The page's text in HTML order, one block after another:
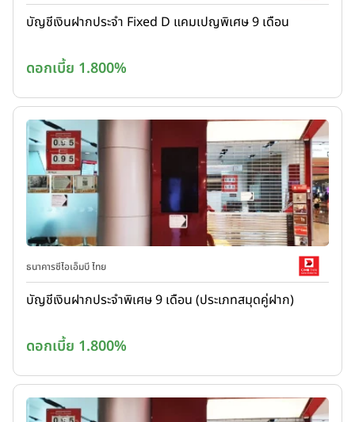
บัญชีเงินฝากประจำ Fixed D แคมเปญพิเศษ 9 เดือน
ดอกเบี้ย 1.800%
ธนาคารซีไอเอ็มบี ไทย
บัญชีเงินฝากประจำพิเศษ 9 เดือน (ประเภทสมุดคู่ฝาก)
ดอกเบี้ย 1.800%